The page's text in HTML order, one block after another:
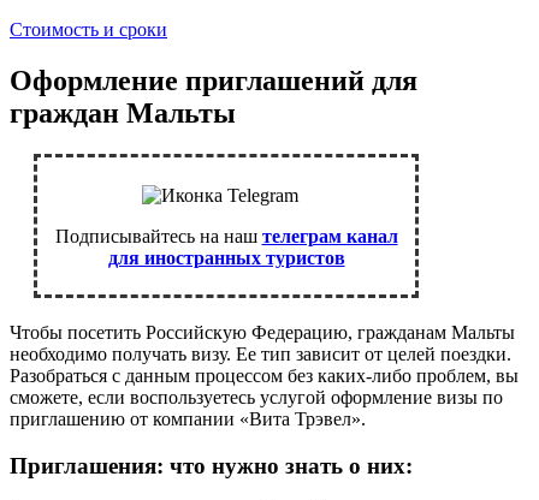
Стоимость и сроки
Оформление приглашений для
граждан Мальты
Подписывайтесь на наш телеграм канал
для иностранных туристов
Чтобы посетить Российскую Федерацию, гражданам Мальты
необходимо получать визу. Ее тип зависит от целей поездки.
Разобраться с данным процессом без каких-либо проблем, вы
сможете, если воспользуетесь услугой оформление визы по
приглашению от компании «Вита Трэвел».
Приглашения: что нужно знать о них: